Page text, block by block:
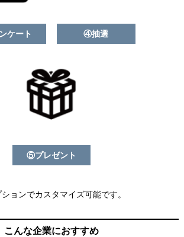
ケート ④抽選
⑤プレゼント
ョンでカスタマイズ可能です。
こんな企業におすすめ